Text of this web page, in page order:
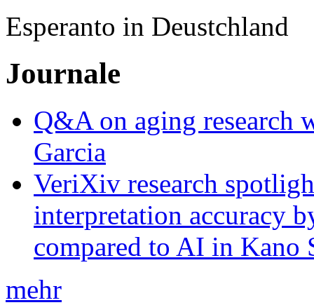
Esperanto in Deustchland
Journale
Q&A on aging research
Garcia
VeriXiv research
interpretation accuracy
compared to AI in Kano
mehr